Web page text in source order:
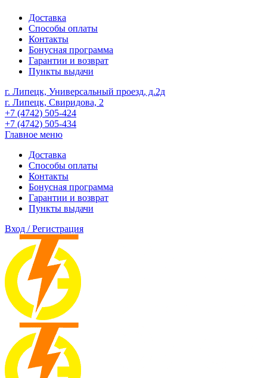
Доставка
Способы оплаты
Контакты
Бонусная программа
Гарантии и возврат
Пункты выдачи
г. Липецк, Универсальный проезд, д.2д
г. Липецк, Свиридова, 2
+7 (4742) 505-424
+7 (4742) 505-434
Главное меню
Доставка
Способы оплаты
Контакты
Бонусная программа
Гарантии и возврат
Пункты выдачи
Вход / Регистрация